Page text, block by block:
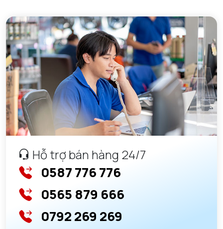
Hỗ trợ bán hàng 24/7
0587 776 776
0565 879 666
0792 269 269